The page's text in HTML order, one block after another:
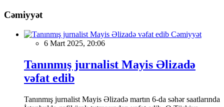
Cəmiyyət
Cəmiyyət
6 Mart 2025, 20:06
Tanınmış jurnalist Mayis Əlizadə
vəfat edib
Tanınmış jurnalist Mayis Əlizadə martın 6-da səhər saatlarında